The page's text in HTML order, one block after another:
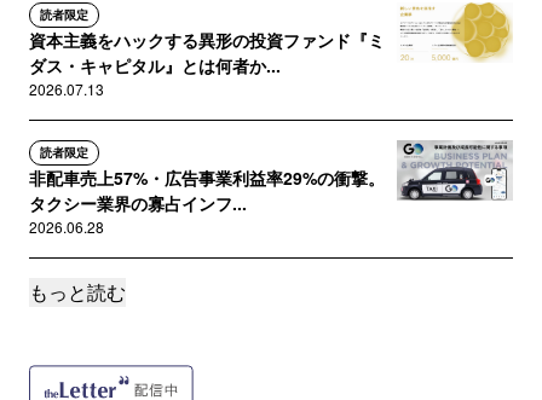
読者限定
資本主義をハックする異形の投資ファンド『ミ
ダス・キャピタル』とは何者か...
2026.07.13
読者限定
非配車売上57%・広告事業利益率29%の衝撃。
タクシー業界の寡占インフ...
2026.06.28
サポートメンバー限定
2026.06.16
もっと読む